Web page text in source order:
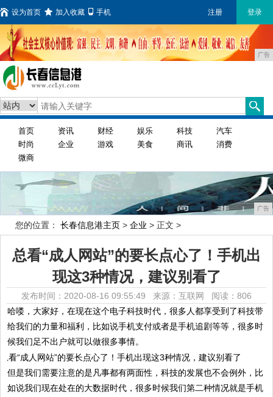
设为首页 加入收藏 手机 注册 登录
广告
首页 资讯 财经 娱乐 科技
汽车
时尚
企业 游戏 美食 商讯
消费
微商
广告
您的位置： 长春信息港主页 > 企业 > 正文 >
总看“成人网站”的要长点心了！手机出
现这3种情况，建议别看了
发布时间：2020-08-16 09:55:49 来源：互联网 阅读：806
哈喽，大家好，在现在这个电子科技时代，很多人都享受到了科技带
给我们的力量和福利，比如说手机支付或者是手机追剧等等，很多时
候我们足不出户就可以做很多事情。
但是我们需要注意的是凡事都有两面性，科技的发展也不会例外，比
如说我们现在处在的大数据时代，很多时候我们第二种情况就是手机